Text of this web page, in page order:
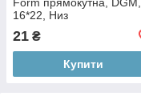
Form прямокутна, DGM,
16*22, Низ
21 ₴
Купити